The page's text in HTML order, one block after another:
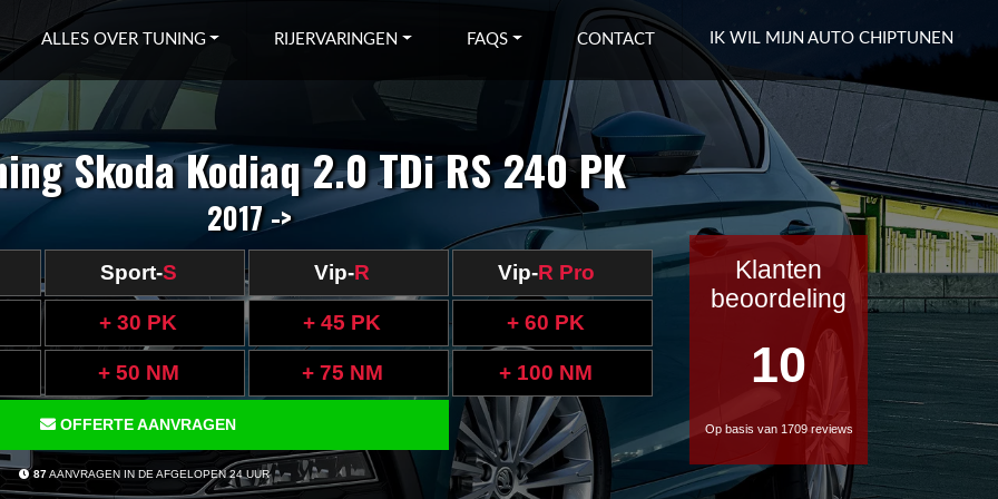
ALLES OVER TUNING RIJERVARINGEN FAQS CONTACT IK WIL MIJN AUTO CHIPTUNEN
Skoda Kodiaq 2.0 TDi RS 240 PK
2017 ->
Sport-S Vip-R Vip-R Pro
+ 30 PK + 45 PK + 60 PK
+ 50 NM + 75 NM + 100 NM
OFFERTE AANVRAGEN
87AANVRAGEN IN DE AFGELOPEN 24 UUR
Klanten
beoordeling
10
Op basis van 1709 reviews